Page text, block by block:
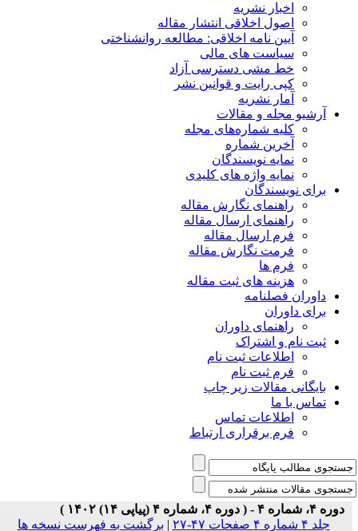
اخبار نشریه
اصول اخلاقی انتشار مقاله
آیین نامه اخلاقی: مطالعه روانشناختی
سیاست های مالی
خط مشی دسترسی آزاد
کپی رایت و قوانین نشر
آمار نشریه
آرشیو مجله و مقالات
کلیه شماره‌های مجله
آخرین شماره
نمایه نویسندگان
نمایه واژه های کلیدی
برای نویسندگان
راهنمای نگارش مقاله
راهنمای ارسال مقاله
فرم ارسال مقاله
فرمت نگارش مقاله
فرم ها
هزینه های ثبت مقاله
داوران فصلنامه
برای داوران
راهنمای داوران
ثبت نام و اشتراک
اطلاعات ثبت نام
فرم ثبت نام
بایگانی مقالات زیر چاپ
تماس با ما
اطلاعات تماس
فرم برقراری ارتباط
دوره ۴، شماره ۴ - ( دوره ۴، شماره ۴ (پیاپی ۱۴) ۱۴۰۲ )
جلد ۴ شماره ۴ صفحات ۴۷-۲۷
|برگشت به فهرست نسخه ها